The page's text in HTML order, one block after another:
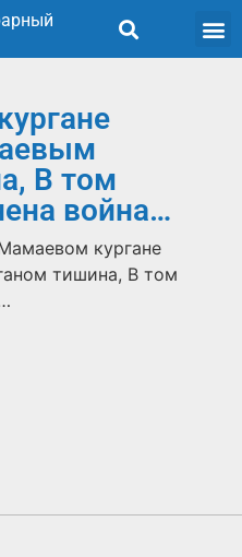
В том
война…
кургане
тишина, В том